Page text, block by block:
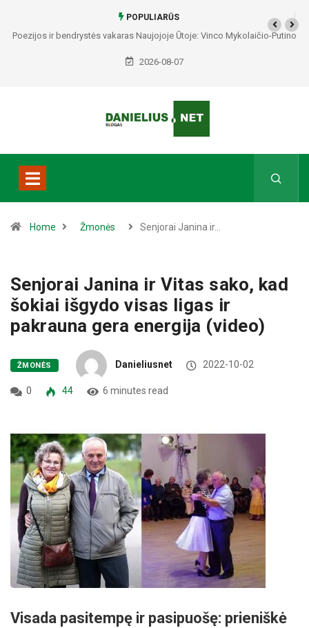
POPULIARŪS
Poezijos ir bendrystės vakaras Naujojoje Ūtoje: Vinco Mykolaičio-Putino
tėviškėje skambės eilės, dainos ir arbatos puodelių šiluma
2026-08-07
Home Žmonės Senjorai Janina ir…
Senjorai Janina ir Vitas sako, kad
šokiai išgydo visas ligas ir
pakrauna gera energija (video)
ŽMONĖS Danieliusnet 2022-10-02
0 44 6 minutes read
Visada pasitempę ir pasipuošę: prieniškė